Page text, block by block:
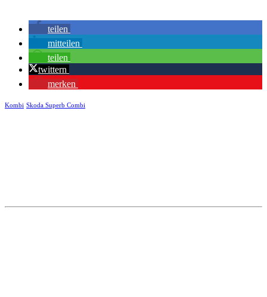
teilen
mitteilen
teilen
twittern
merken
Kombi Skoda Superb Combi